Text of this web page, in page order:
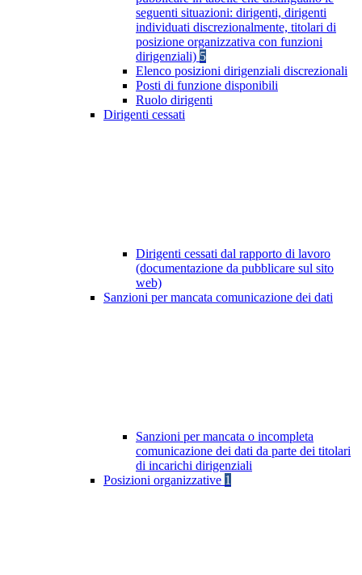
seguenti situazioni: dirigenti, dirigenti
individuati discrezionalmente, titolari di
posizione organizzativa con funzioni
dirigenziali) 5
Elenco posizioni dirigenziali discrezionali
Posti di funzione disponibili
Ruolo dirigenti
Dirigenti cessati
Dirigenti cessati dal rapporto di lavoro
(documentazione da pubblicare sul sito
web)
Sanzioni per mancata comunicazione dei dati
Sanzioni per mancata o incompleta
comunicazione dei dati da parte dei titolari
di incarichi dirigenziali
Posizioni organizzative 1